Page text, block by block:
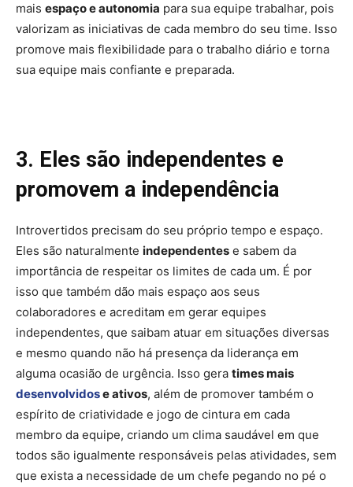
mais espaço e autonomia para sua equipe trabalhar, pois
valorizam as iniciativas de cada membro do seu time. Isso
promove mais flexibilidade para o trabalho diário e torna
sua equipe mais confiante e preparada.
3. Eles são independentes e
promovem a independência
Introvertidos precisam do seu próprio tempo e espaço.
Eles são naturalmente independentes e sabem da
importância de respeitar os limites de cada um. É por
isso que também dão mais espaço aos seus
colaboradores e acreditam em gerar equipes
independentes, que saibam atuar em situações diversas
e mesmo quando não há presença da liderança em
alguma ocasião de urgência. Isso gera times mais
desenvolvidose ativos, além de promover também o
espírito de criatividade e jogo de cintura em cada
membro da equipe, criando um clima saudável em que
todos são igualmente responsáveis pelas atividades, sem
que exista a necessidade de um chefe pegando no pé o